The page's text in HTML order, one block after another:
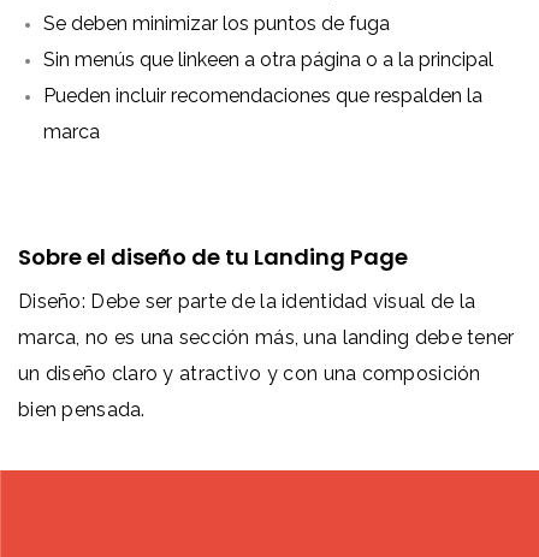
Se deben minimizar los puntos de fuga
Sin menús que linkeen a otra página o a la principal
Pueden incluir recomendaciones que respalden la
marca
Sobre el diseño de tu Landing Page
Diseño: Debe ser parte de la identidad visual de la
marca, no es una sección más, una landing debe tener
un diseño claro y atractivo y con una composición
bien pensada.